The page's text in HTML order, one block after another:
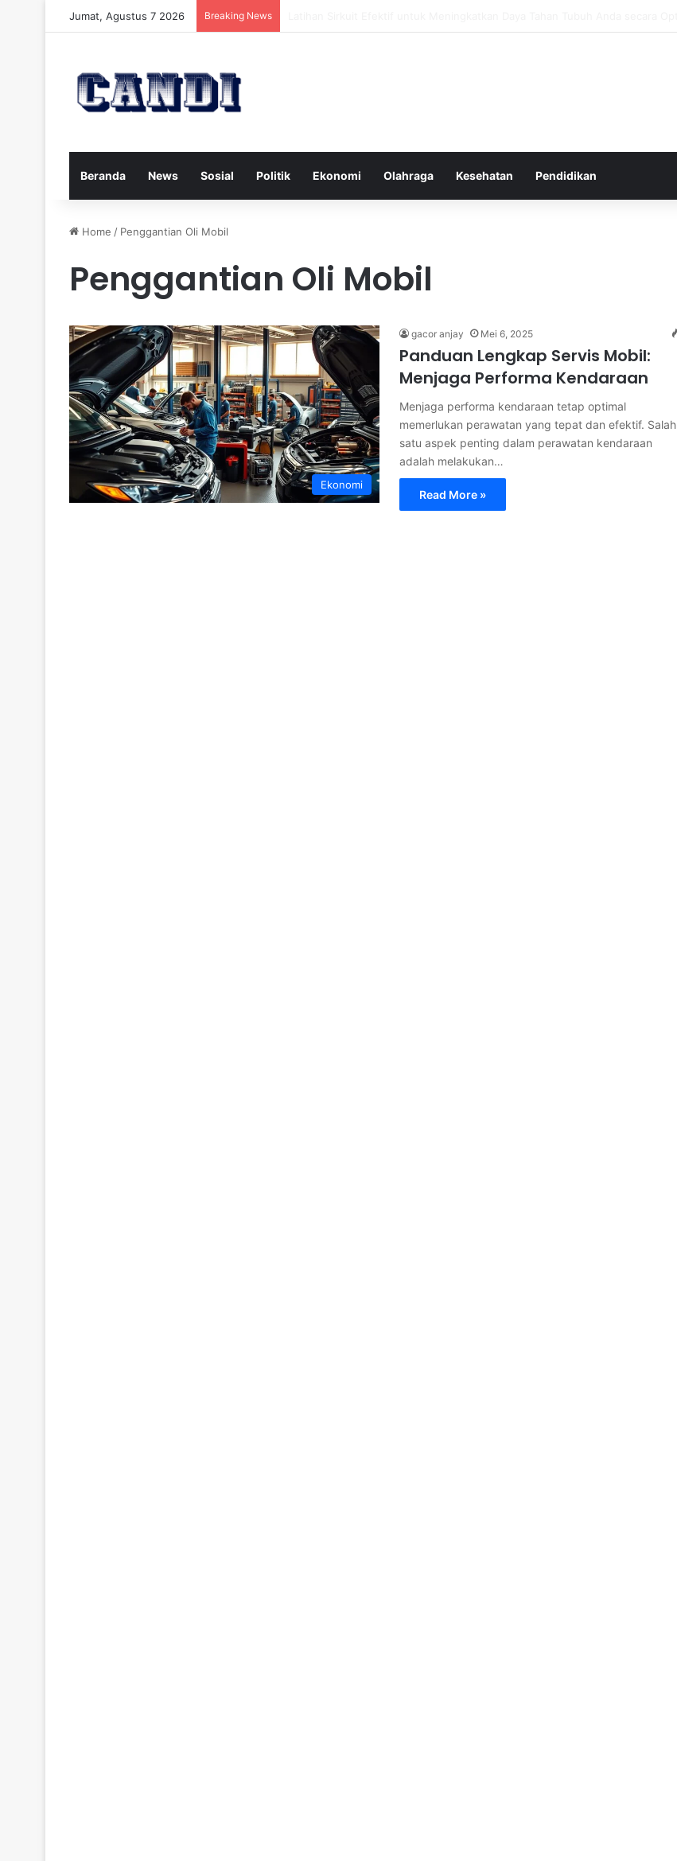
Jumat, Agustus 7 2026 Breaking News
Beranda News Sosial Politik Ekonomi Olahraga Kesehatan Pendidikan
Home / Penggantian Oli Mobil
Penggantian Oli Mobil
Ekonomi
gacor anjay Mei 6, 2025
Panduan Lengkap Servis Mobil:
Menjaga Performa Kendaraan
Menjaga performa kendaraan tetap optimal
memerlukan perawatan yang tepat dan efektif. Salah
satu aspek penting dalam perawatan kendaraan
adalah melakukan…
Read More »